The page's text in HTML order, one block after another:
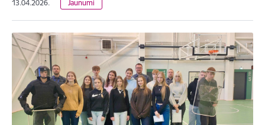
13.04.2026. Jaunumi